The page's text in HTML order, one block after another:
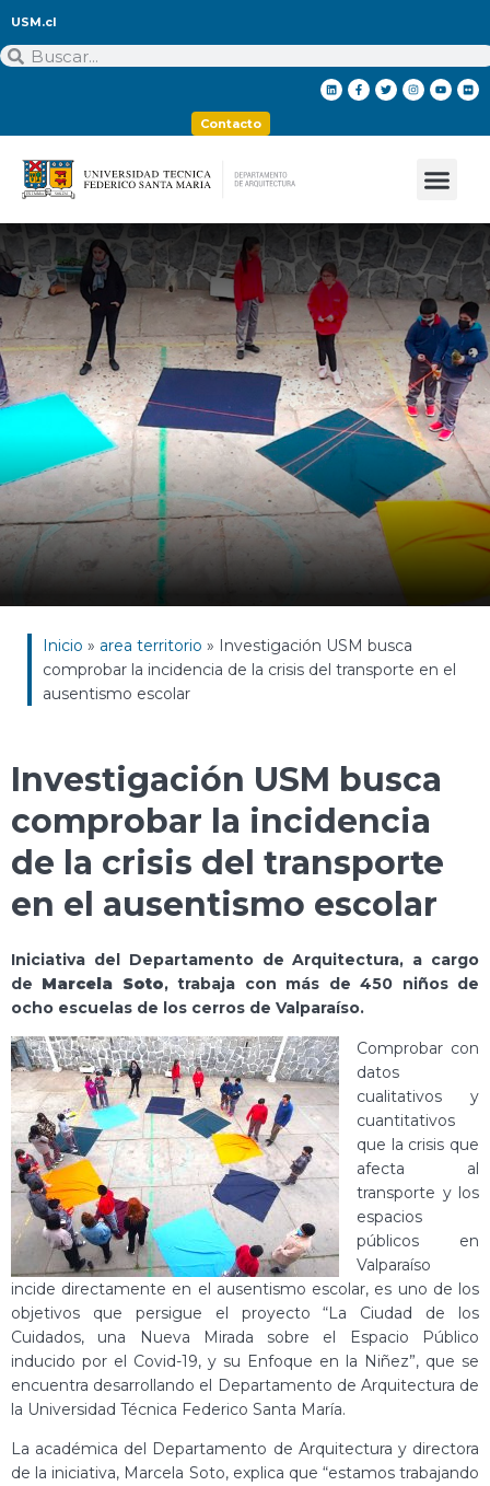
USM.cl
Contacto
Inicio » area territorio » Investigación USM busca
comprobar la incidencia de la crisis del transporte en el
ausentismo escolar
Investigación USM busca
comprobar la incidencia
de la crisis del transporte
en el ausentismo escolar
Iniciativa del Departamento de Arquitectura, a cargo
de Marcela Soto, trabaja con más de 450 niños de
ocho escuelas de los cerros de Valparaíso.
Comprobar con
datos
cualitativos y
cuantitativos
que la crisis que
afecta al
transporte y los
espacios
públicos en
Valparaíso
incide directamente en el ausentismo escolar, es uno de los
objetivos que persigue el proyecto “La Ciudad de los
Cuidados, una Nueva Mirada sobre el Espacio Público
inducido por el Covid-19, y su Enfoque en la Niñez”, que se
encuentra desarrollando el Departamento de Arquitectura de
la Universidad Técnica Federico Santa María.
La académica del Departamento de Arquitectura y directora
de la iniciativa, Marcela Soto, explica que “estamos trabajando